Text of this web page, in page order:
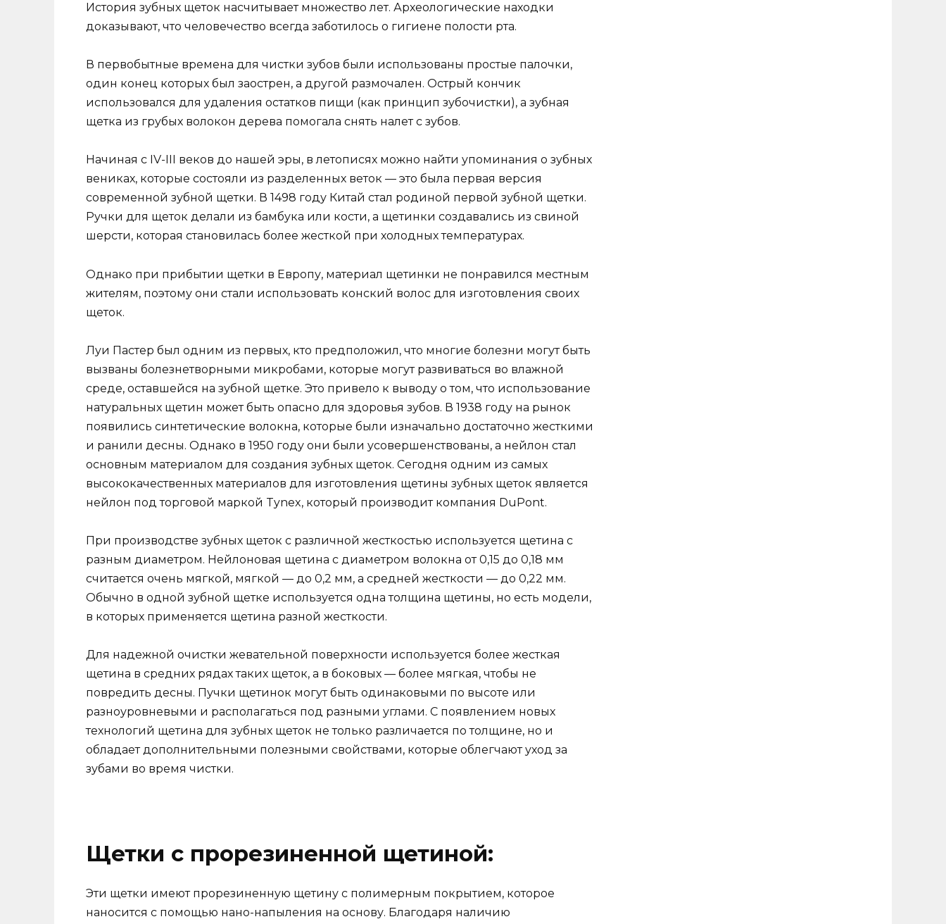
История зубных щеток насчитывает множество лет. Археологические находки
доказывают, что человечество всегда заботилось о гигиене полости рта.
В первобытные времена для чистки зубов были использованы простые палочки,
один конец которых был заострен, а другой размочален. Острый кончик
использовался для удаления остатков пищи (как принцип зубочистки), а зубная
щетка из грубых волокон дерева помогала снять налет с зубов.
Начиная с IV-III веков до нашей эры, в летописях можно найти упоминания о зубных
вениках, которые состояли из разделенных веток — это была первая версия
современной зубной щетки. В 1498 году Китай стал родиной первой зубной щетки.
Ручки для щеток делали из бамбука или кости, а щетинки создавались из свиной
шерсти, которая становилась более жесткой при холодных температурах.
Однако при прибытии щетки в Европу, материал щетинки не понравился местным
жителям, поэтому они стали использовать конский волос для изготовления своих
щеток.
Луи Пастер был одним из первых, кто предположил, что многие болезни могут быть
вызваны болезнетворными микробами, которые могут развиваться во влажной
среде, оставшейся на зубной щетке. Это привело к выводу о том, что использование
натуральных щетин может быть опасно для здоровья зубов. В 1938 году на рынок
появились синтетические волокна, которые были изначально достаточно жесткими
и ранили десны. Однако в 1950 году они были усовершенствованы, а нейлон стал
основным материалом для создания зубных щеток. Сегодня одним из самых
высококачественных материалов для изготовления щетины зубных щеток является
нейлон под торговой маркой Tynex, который производит компания DuPont.
При производстве зубных щеток с различной жесткостью используется щетина с
разным диаметром. Нейлоновая щетина с диаметром волокна от 0,15 до 0,18 мм
считается очень мягкой, мягкой — до 0,2 мм, а средней жесткости — до 0,22 мм.
Обычно в одной зубной щетке используется одна толщина щетины, но есть модели,
в которых применяется щетина разной жесткости.
Для надежной очистки жевательной поверхности используется более жесткая
щетина в средних рядах таких щеток, а в боковых — более мягкая, чтобы не
повредить десны. Пучки щетинок могут быть одинаковыми по высоте или
разноуровневыми и располагаться под разными углами. С появлением новых
технологий щетина для зубных щеток не только различается по толщине, но и
обладает дополнительными полезными свойствами, которые облегчают уход за
зубами во время чистки.
Щетки с прорезиненной щетиной:
Эти щетки имеют прорезиненную щетину с полимерным покрытием, которое
наносится с помощью нано-напыления на основу. Благодаря наличию